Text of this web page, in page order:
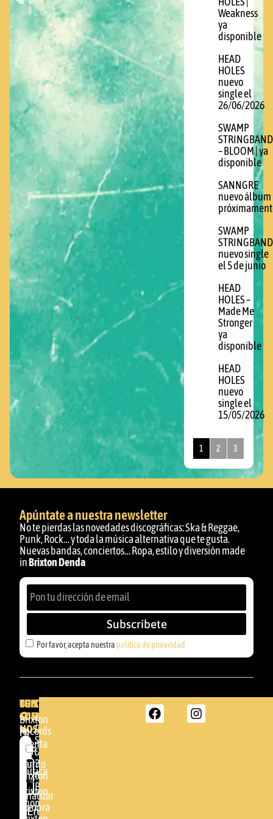
Weakness
ya
disponible
HEAD
HOLES
nuevo
single el
26/06/2026
SWAMP
STRINGBAND
– BLOOM | ya
disponible
SANNGRE
nuevo álbum
SWAMP
STRINGBAND
nuevo single
el 5 de junio
HEAD
HOLES –
Made Me
Stronger
ya
disponible
HEAD
HOLES
nuevo
single el
15/05/2026
1 2 3
Apúntate a nuestra newsletter
No te pierdas las novedades discográficas: Ska & Reggae,
Punk, Rock… y toda la música alternativa que te gusta.
Nuevas bandas, conciertos… Ropa, estilo y diversión made
in Brixton Denda
Por favor, acepta nuestra política de privacidad
Subscríbete
BRIXTON
DENDA -
SHOP
Somera
24
48005 -
BILBAO
(+34)
BRIXTON
Brixton
Records
GBR
Música
Brixton
Shop
TU
CUENTA
Mi
cuenta
Carrito
Brixton
Finalizar
compra
CONTACTA
CON
NOSOTROS
Por
favor,
acepta
nuestra
política de
Enviar